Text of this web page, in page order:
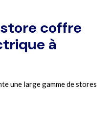
coffre
à
une large gamme de stores